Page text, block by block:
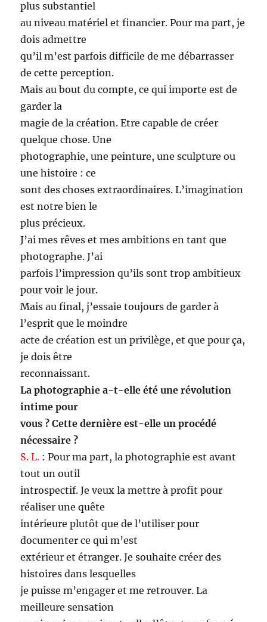
plus substantiel
au niveau matériel et financier. Pour ma part, je
dois admettre
qu’il m’est parfois difficile de me débarrasser
de cette perception.
Mais au bout du compte, ce qui importe est de
garder la
magie de la création. Etre capable de créer
quelque chose. Une
photographie, une peinture, une sculpture ou
une histoire : ce
sont des choses extraordinaires. L’imagination
est notre bien le
plus précieux.
J’ai mes rêves et mes ambitions en tant que
photographe. J’ai
parfois l’impression qu’ils sont trop ambitieux
pour voir le jour.
Mais au final, j’essaie toujours de garder à
l’esprit que le moindre
acte de création est un privilège, et que pour ça,
je dois être
reconnaissant.
La photographie a-t-elle été une révolution
intime pour
vous ? Cette dernière est-elle un procédé
nécessaire ?
S. L. : Pour ma part, la photographie est avant
tout un outil
introspectif. Je veux la mettre à profit pour
réaliser une quête
intérieure plutôt que de l’utiliser pour
documenter ce qui m’est
extérieur et étranger. Je souhaite créer des
histoires dans lesquelles
je puisse m’engager et me retrouver. La
meilleure sensation